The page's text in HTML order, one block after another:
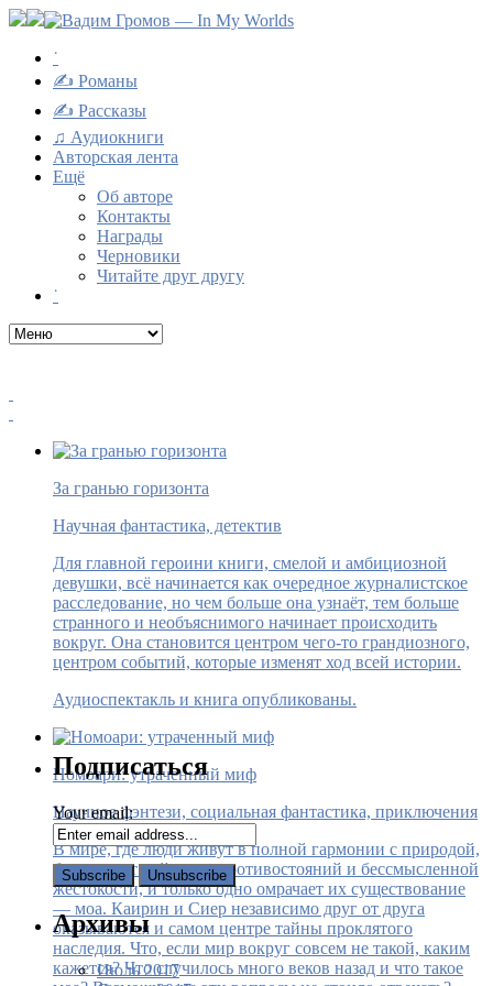
˙
✍ Романы
✍ Рассказы
♫ Аудиокниги
Авторская лента
Ещё
Об авторе
Контакты
Награды
Черновики
Читайте друг другу
˙
За гранью горизонта
Научная фантастика, детектив
Для главной героини книги, смелой и амбициозной
девушки, всё начинается как очередное журналистское
расследование, но чем больше она узнаёт, тем больше
странного и необъяснимого начинает происходить
вокруг. Она становится центром чего-то грандиозного,
центром событий, которые изменят ход всей истории.
Аудиоспектакль и книга опубликованы.
Номоари: утраченный миф
Научное фэнтези, социальная фантастика, приключения
В мире, где люди живут в полной гармонии с природой,
больше нет войн, нет противостояний и бессмысленной
жестокости, и только одно омрачает их существование
— моа. Каирин и Сиер независимо друг от друга
оказываются и самом центре тайны проклятого
наследия. Что, если мир вокруг совсем не такой, каким
кажется? Что случилось много веков назад и что такое
Подписаться
Your email:
Архивы
Июль 2017